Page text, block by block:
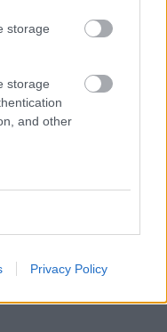
storage
storage
and other
Privacy Policy
a valamelyest is
van ránk a nagy
a médiában